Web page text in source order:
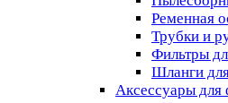
Ременная
Трубки и
Фильтры
Шланги
Аксессуары для